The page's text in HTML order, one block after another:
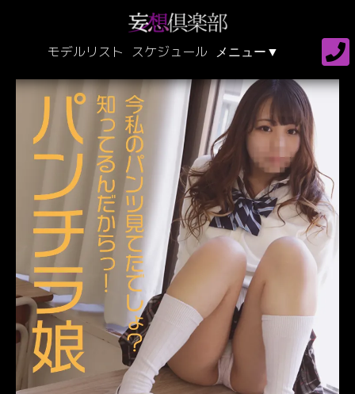
モデルリスト スケジュール